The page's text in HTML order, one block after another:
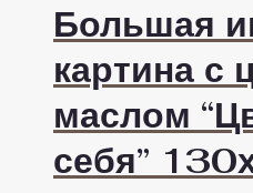
Большая
картина с
маслом
себя”